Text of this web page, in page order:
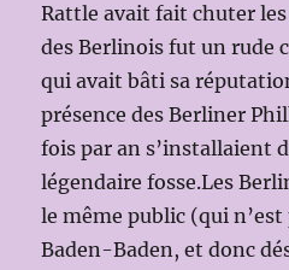
Rattle avait fait chuter
des Berlinois fut un rude
qui avait bâti sa
présence des Berliner
fois par an s’installaient
légendaire fosse.Les
le même public (qui
Baden-Baden, et donc